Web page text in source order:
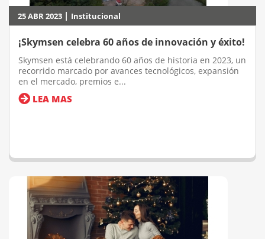
25 ABR 2023 | Institucional
¡Skymsen celebra 60 años de innovación y éxito!
Skymsen está celebrando 60 años de historia en 2023, un
recorrido marcado por avances tecnológicos, expansión
en el mercado, premios e...
LEA MAS